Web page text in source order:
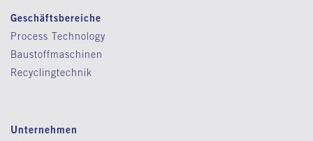
Geschäftsbereiche
Process Technology
Baustoffmaschinen
Recyclingtechnik
Unternehmen